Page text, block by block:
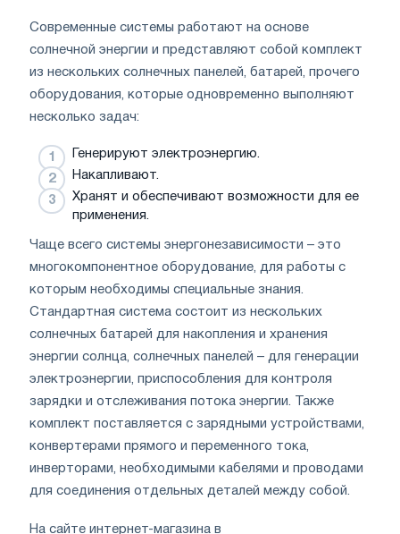
Современные системы работают на основе
солнечной энергии и представляют собой комплект
из нескольких солнечных панелей, батарей, прочего
оборудования, которые одновременно выполняют
несколько задач:
Генерируют электроэнергию.
Накапливают.
Хранят и обеспечивают возможности для ее
применения.
Чаще всего системы энергонезависимости – это
многокомпонентное оборудование, для работы с
которым необходимы специальные знания.
Стандартная система состоит из нескольких
солнечных батарей для накопления и хранения
энергии солнца, солнечных панелей – для генерации
электроэнергии, приспособления для контроля
зарядки и отслеживания потока энергии. Также
комплект поставляется с зарядными устройствами,
конвертерами прямого и переменного тока,
инверторами, необходимыми кабелями и проводами
для соединения отдельных деталей между собой.
На сайте интернет-магазина в